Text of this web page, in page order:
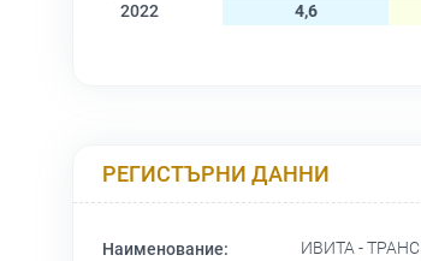
2022
4,6
РЕГИСТЪРНИ ДАННИ
Наименование: ИВИТА - ТРАНС